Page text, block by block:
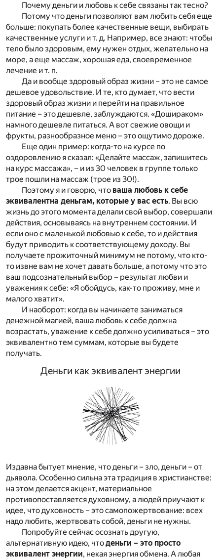
Почему деньги и любовь к себе связаны так тесно?
Потому что деньги позволяют вам любить себя еще
больше: покупать более качественные вещи, выбирать
качественные услуги и т. д. Например, все знают: чтобы
тело было здоровым, ему нужен отдых, желательно на
море, а еще массаж, хорошая еда, своевременное
лечение и т. п.
Да и вообще здоровый образ жизни – это не самое
дешевое удовольствие. И те, кто думает, что вести
здоровый образ жизни и перейти на правильное
питание – это дешевле, заблуждаются. «Дошираком»
намного дешевле питаться. А вот свежие овощи и
фрукты, разнообразное меню – это ощутимо дороже.
Еще один пример: когда-то на курсе по
оздоровлению я сказал: «Делайте массаж, запишитесь
на курс массажа», – и из 30 человек в группе только
трое пошли на массаж (трое из 30!).
Поэтому я и говорю, что ваша любовь к себе
эквивалентна деньгам, которые у вас есть. Вы всю
жизнь до этого момента делали свой выбор, совершали
действия, основываясь на внутреннем состоянии. И
если оно с маленькой любовью к себе, то и действия
будут приводить к соответствующему доходу. Вы
получаете прожиточный минимум не потому, что кто-
то извне вам не хочет давать больше, а потому что это
ваш подсознательный выбор – результат любви и
уважения к себе: «Я обойдусь, как-то проживу, мне и
малого хватит».
И наоборот: когда вы начинаете заниматься
денежной магией, ваша любовь к себе должна
возрастать, уважение к себе должно усиливаться – это
эквивалентно тем суммам, которые вы будете
получать.
Деньги как эквивалент энергии
Издавна бытует мнение, что деньги – зло, деньги – от
дьявола. Особенно сильна эта традиция в христианстве:
на этом делается акцент, материальное
противопоставляется духовному, а людей приучают к
идее, что духовность – это самопожертвование: всех
надо любить, жертвовать собой, деньги не нужны.
Попробуйте сейчас осознать другую,
альтернативную идею, чтоденьги – это просто
эквивалент энергии, некая энергия обмена. А любая